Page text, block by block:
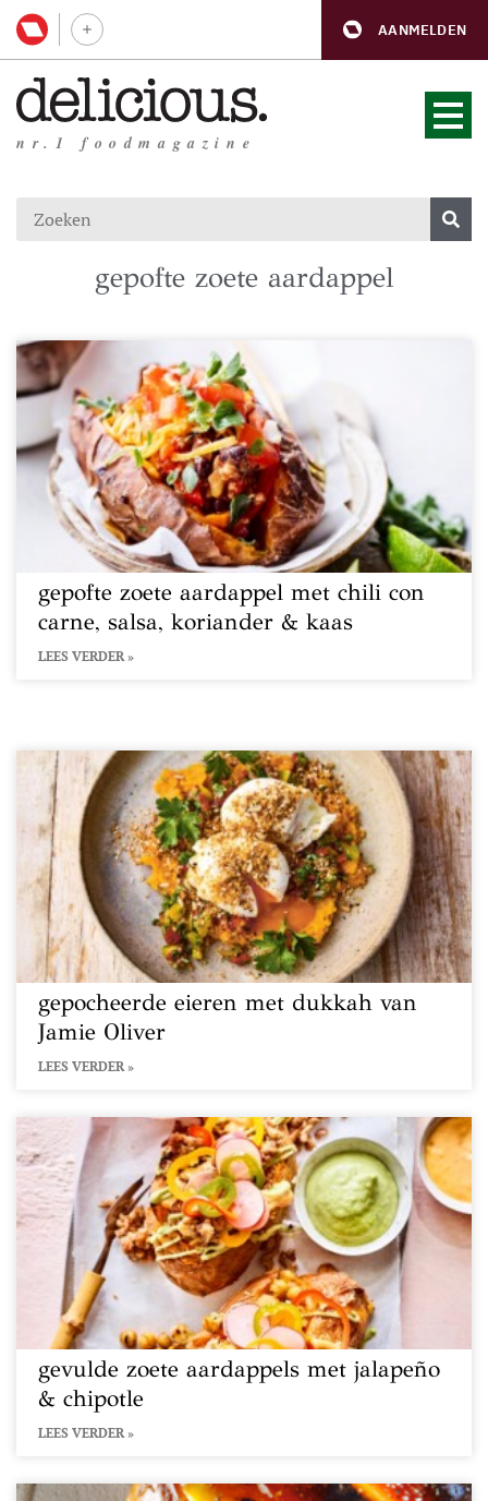
AANMELDEN
nr.1 foodmagazine
gepofte zoete aardappel
gepofte zoete aardappel met chili con
carne, salsa, koriander & kaas
LEES VERDER »
gepocheerde eieren met dukkah van
Jamie Oliver
LEES VERDER »
gevulde zoete aardappels met jalapeño
& chipotle
LEES VERDER »